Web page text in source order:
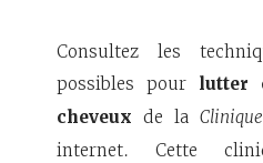
Consultez les
possibles pour lutter
cheveux de la
internet. Cette